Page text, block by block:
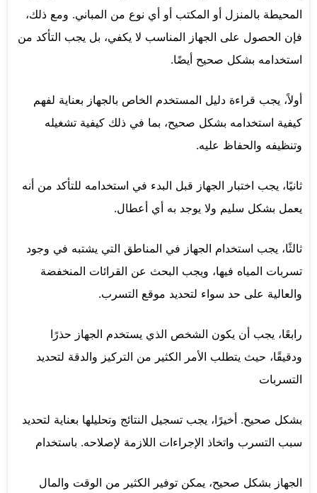
المحيطة بالمنزل أو المكتب أو أي نوع من المباني. ومع ذلك،
فإن الحصول على الجهاز المناسب لا يكفي، بل يجب التأكد من
استخدامه بشكل صحيح أيضًا.
أولاً، يجب قراءة دليل المستخدم الخاص بالجهاز بعناية لفهم
كيفية استخدامه بشكل صحيح، بما في ذلك كيفية تشغيله
وتنظيفه والحفاظ عليه.
ثانيًا، يجب اختبار الجهاز قبل البدء في استخدامه للتأكد من أنه
يعمل بشكل سليم ولا يوجد به أي أعطال.
ثالثًا، يجب استخدام الجهاز في المناطق التي يشتبه في وجود
تسربات المياه فيها، ويجب البحث عن القرائات المنخفضة
والعالية على حد سواء لتحديد موقع التسرب.
رابعًا، يجب أن يكون الشخص الذي يستخدم الجهاز حذرًا
ودقيقًا، حيث يتطلب الأمر الكثير من التركيز والدقة لتحديد
التسربات
بشكل صحيح. أخيرًا، يجب تسجيل النتائج وتحليلها بعناية لتحديد
سبب التسرب واتخاذ الإجراءات اللازمة لإصلاحه. باستخدام
الجهاز بشكل صحيح، يمكن توفير الكثير من الوقت والمال